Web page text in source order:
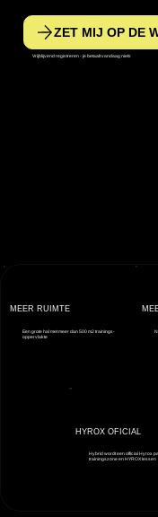
ZET MIJ OP DE
Vrijblijvend registreren - je betaalt vandaag niets
Een grote hal met meer dan 500 m2 trainings-
oppervlakte
MEER RUIMTE
Hybrid wordt een official Hyrox
trainingszone en HYROX lessen
HYROX OFICIAL